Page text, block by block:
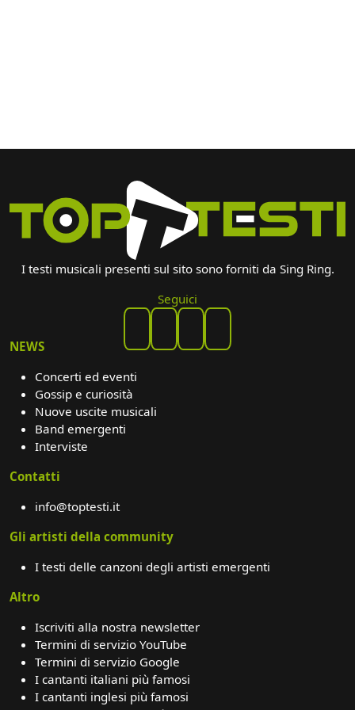
I testi musicali presenti sul sito sono forniti da Sing Ring.
Seguici
NEWS
Concerti ed eventi
Gossip e curiosità
Nuove uscite musicali
Band emergenti
Interviste
Contatti
info@toptesti.it
Gli artisti della community
I testi delle canzoni degli artisti emergenti
Altro
Iscriviti alla nostra newsletter
Termini di servizio YouTube
Termini di servizio Google
I cantanti italiani più famosi
I cantanti inglesi più famosi